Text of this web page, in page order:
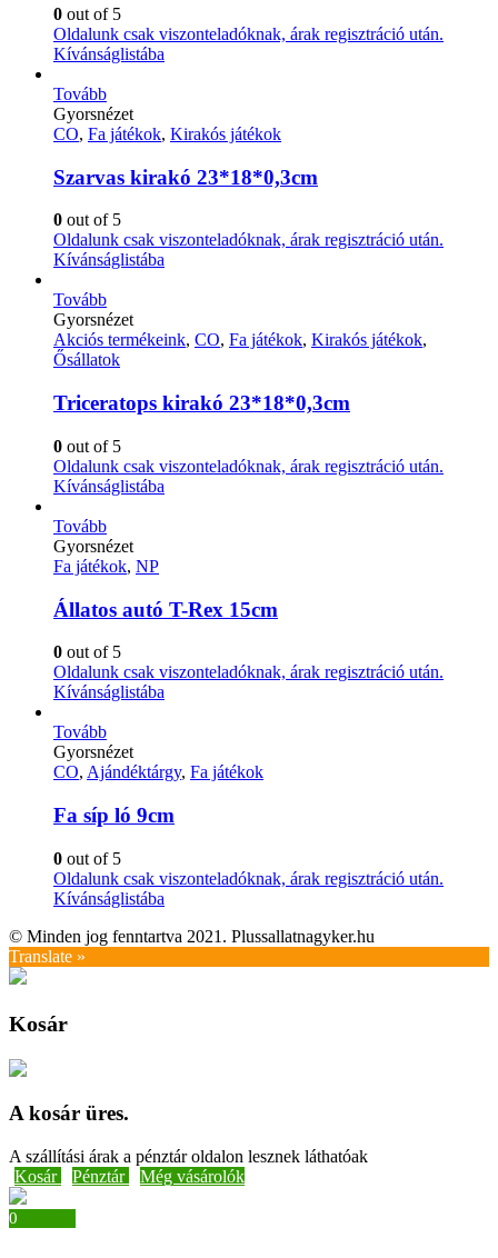
0 out of 5
Oldalunk csak viszonteladóknak, árak regisztráció után.
Kívánságlistába
Tovább
Gyorsnézet
CO, Fa játékok, Kirakós játékok
Szarvas kirakó 23*18*0,3cm
0 out of 5
Oldalunk csak viszonteladóknak, árak regisztráció után.
Kívánságlistába
Tovább
Gyorsnézet
Akciós termékeink, CO, Fa játékok, Kirakós játékok,
Ősállatok
Triceratops kirakó 23*18*0,3cm
0 out of 5
Oldalunk csak viszonteladóknak, árak regisztráció után.
Kívánságlistába
Tovább
Gyorsnézet
Fa játékok, NP
Állatos autó T-Rex 15cm
0 out of 5
Oldalunk csak viszonteladóknak, árak regisztráció után.
Kívánságlistába
Tovább
Gyorsnézet
CO, Ajándéktárgy, Fa játékok
Fa síp ló 9cm
0 out of 5
Oldalunk csak viszonteladóknak, árak regisztráció után.
Kívánságlistába
© Minden jog fenntartva 2021. Plussallatnagyker.hu
Translate »
Kosár
A kosár üres.
A szállítási árak a pénztár oldalon lesznek láthatóak
Kosár
Pénztár Még vásárolók
0